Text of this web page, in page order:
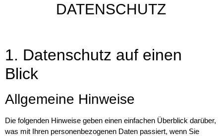
DATENSCHUTZ
1. Datenschutz auf einen
Blick
Allgemeine Hinweise
Die folgenden Hinweise geben einen einfachen Überblick darüber,
was mit Ihren personenbezogenen Daten passiert, wenn Sie